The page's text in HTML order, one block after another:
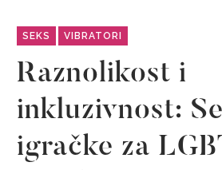
SEKS VIBRATORI
Raznolikost i
inkluzivnost:
igračke za